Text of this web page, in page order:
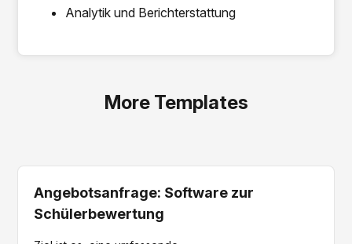
Analytik und Berichterstattung
More Templates
Angebotsanfrage: Software zur
Schülerbewertung